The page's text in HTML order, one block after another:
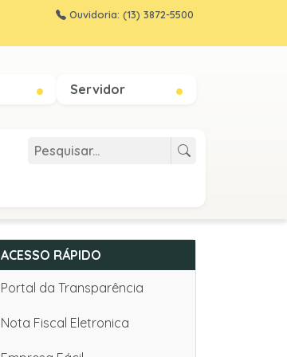
Ouvidoria: (13) 3872-5500
Servidor
ACESSO RÁPIDO
Portal da Transparência
Nota Fiscal Eletronica